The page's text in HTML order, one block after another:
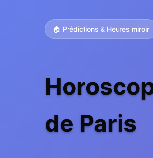
🏠 Prédictions & Heures miroir
de Paris